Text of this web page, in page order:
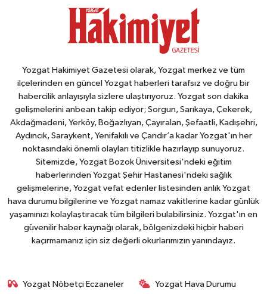
Yozgat Hakimiyet Gazetesi olarak, Yozgat merkez ve tüm
ilçelerinden en güncel Yozgat haberleri tarafsız ve doğru bir
habercilik anlayışıyla sizlere ulaştırıyoruz. Yozgat son dakika
gelişmelerini anbean takip ediyor; Sorgun, Sarıkaya, Çekerek,
Akdağmadeni, Yerköy, Boğazlıyan, Çayıralan, Şefaatli, Kadışehri,
Aydıncık, Saraykent, Yenifakılı ve Çandır’a kadar Yozgat'ın her
noktasındaki önemli olayları titizlikle hazırlayıp sunuyoruz.
Sitemizde, Yozgat Bozok Üniversitesi'ndeki eğitim
haberlerinden Yozgat Şehir Hastanesi'ndeki sağlık
gelişmelerine, Yozgat vefat edenler listesinden anlık Yozgat
hava durumu bilgilerine ve Yozgat namaz vakitlerine kadar günlük
yaşamınızı kolaylaştıracak tüm bilgileri bulabilirsiniz. Yozgat'ın en
güvenilir haber kaynağı olarak, bölgenizdeki hiçbir haberi
kaçırmamanız için siz değerli okurlarımızın yanındayız.
Yozgat Nöbetçi Eczaneler Yozgat Hava Durumu